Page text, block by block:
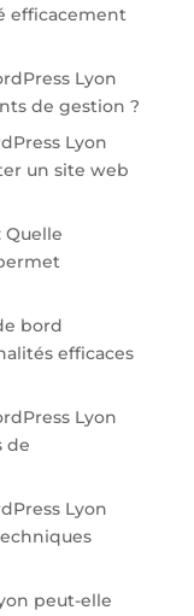
efficacement
Lyon
de gestion ?
Lyon
un site web
Quelle
bord
efficaces
Lyon
de
Lyon
peut-elle